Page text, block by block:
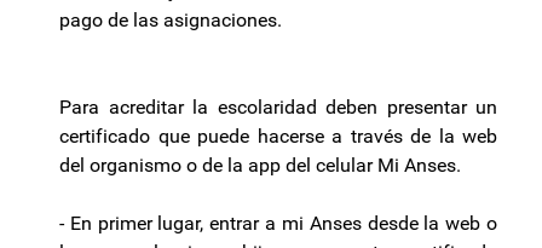
pago de las asignaciones.
Para acreditar la escolaridad deben presentar un
certificado que puede hacerse a través de la web
del organismo o de la app del celular Mi Anses.
- En primer lugar, entrar a mi Anses desde la web o